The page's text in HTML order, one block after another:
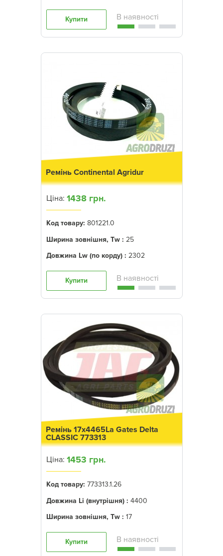
Купити
Ремінь Continental Agridur
Ціна: 1438 грн.
Код товару: 801221.0
Ширина зовнішня, Tw : 25
Довжина Lw (по корду) : 2302
Купити
Ремінь 17x4465La Gates Delta
CLASSIC 773313
Ціна: 1453 грн.
Код товару: 773313.1.26
Довжина Li (внутрішня) : 4400
Ширина зовнішня, Tw : 17
Купити